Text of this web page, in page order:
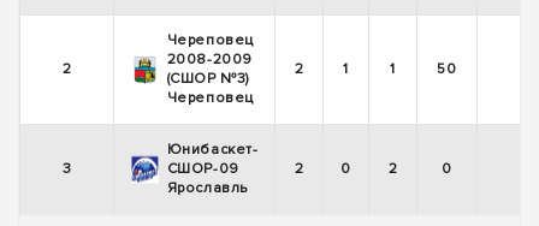
2
Череповец
2008-2009
(СШОР №3)
Череповец
2 1 1 50
3
Юнибаскет-
СШОР-09
Ярославль
2 0 2 0